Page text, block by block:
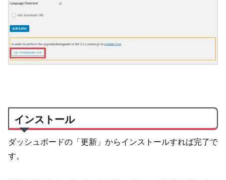
インストール
ダッシュボードの「更新」からインストールすれば完了で
す。